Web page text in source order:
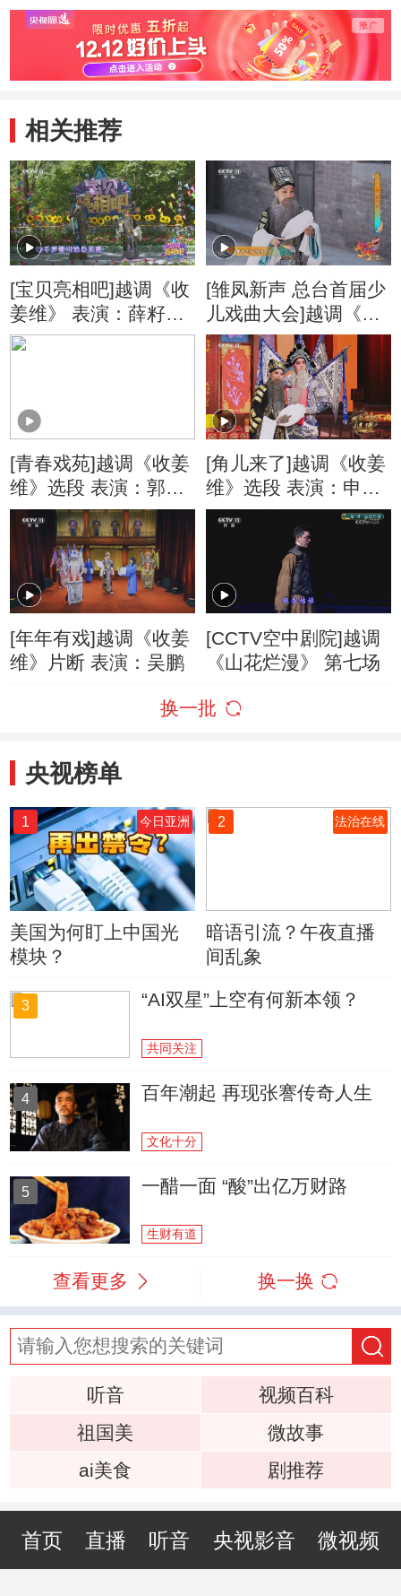
相关推荐
[宝贝亮相吧]越调《收
姜维》 表演：薛籽沐
陈培
[雏凤新声 总台首届少
儿戏曲大会]越调《收
姜维》 表演：马一诺
（6岁）
[青春戏苑]越调《收姜
维》选段 表演：郭丁
菲
[角儿来了]越调《收姜
维》选段 表演：申小
梅
[年年有戏]越调《收姜
维》片断 表演：吴鹏
[CCTV空中剧院]越调
《山花烂漫》 第七场
换一批
央视榜单
1 今日亚洲
美国为何盯上中国光
模块？
2 法治在线
暗语引流？午夜直播
间乱象
3 “AI双星”上空有何新本领？
共同关注
4 百年潮起 再现张謇传奇人生
文化十分
5 一醋一面 “酸”出亿万财路
生财有道
查看更多 换一换
听音
视频百科
祖国美
微故事
ai美食
剧推荐
首页 直播 听音 央视影音 微视频